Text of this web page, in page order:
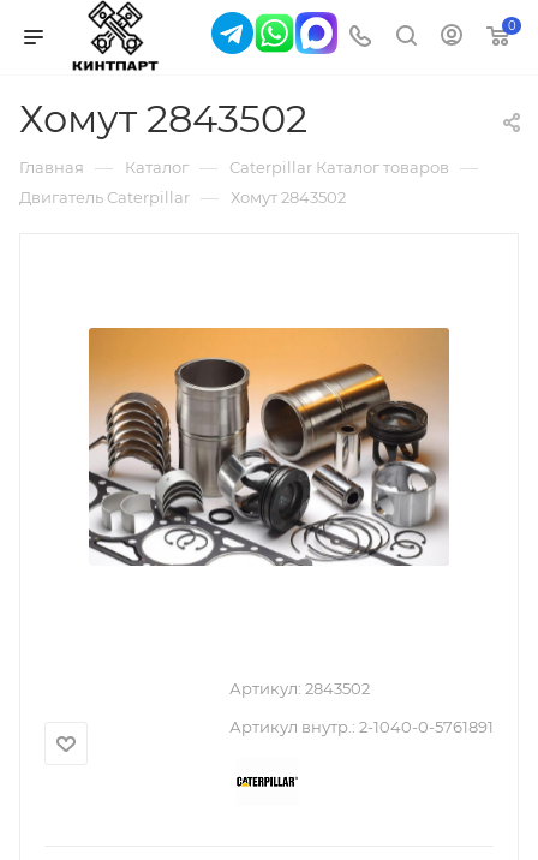
0
Хомут 2843502
Главная — Каталог — Caterpillar Каталог товаров —
Двигатель Caterpillar — Хомут 2843502
Артикул: 2843502
Артикул внутр.: 2-1040-0-5761891